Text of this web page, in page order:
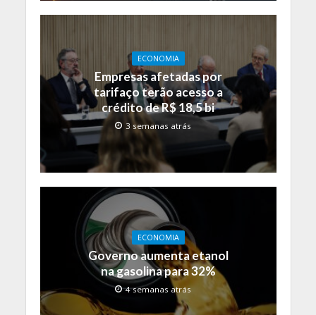
ECONOMIA
Empresas afetadas por
tarifaço terão acesso a
crédito de R$ 18,5 bi
3 semanas atrás
ECONOMIA
Governo aumenta etanol
na gasolina para 32%
4 semanas atrás